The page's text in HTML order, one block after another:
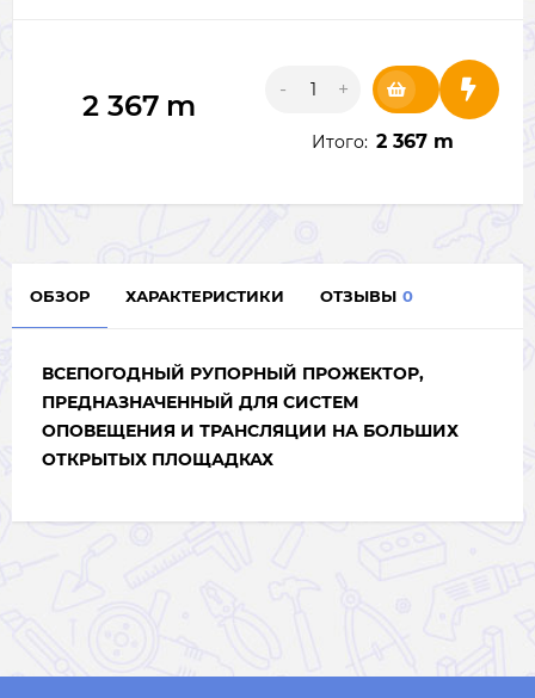
2 367 m - +
Итого: 2 367 m
ОБЗОР ХАРАКТЕРИСТИКИ ОТЗЫВЫ 0
ВСЕПОГОДНЫЙ РУПОРНЫЙ ПРОЖЕКТОР,
ПРЕДНАЗНАЧЕННЫЙ ДЛЯ СИСТЕМ
ОПОВЕЩЕНИЯ И ТРАНСЛЯЦИИ НА БОЛЬШИХ
ОТКРЫТЫХ ПЛОЩАДКАХ